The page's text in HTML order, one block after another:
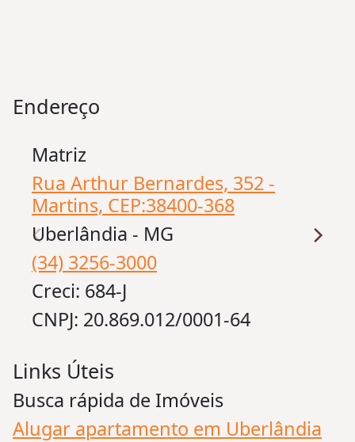
Endereço
Matriz
Rua Arthur Bernardes, 352 -
Martins, CEP:38400-368
Uberlândia - MG
(34) 3256-3000
Creci: 684-J
CNPJ: 20.869.012/0001-64
Links Úteis
Busca rápida de Imóveis
Alugar apartamento em Uberlândia